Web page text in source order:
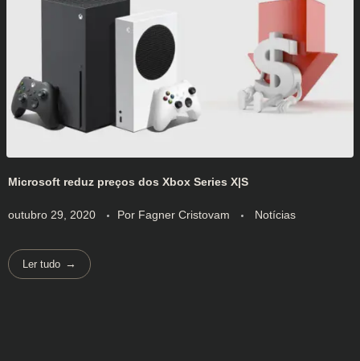
Microsoft reduz preços dos Xbox Series X|S
outubro 29, 2020 Por Fagner Cristovam Notícias
Ler tudo